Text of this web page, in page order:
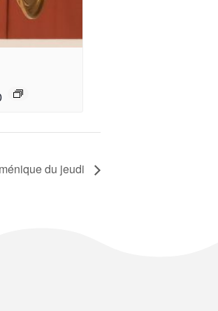
du jeudi